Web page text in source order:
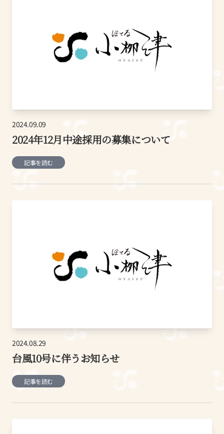
2024.09.09
2024年12月中途採用の募集について
記事を読む
2024.08.29
台風10号に伴うお知らせ
記事を読む